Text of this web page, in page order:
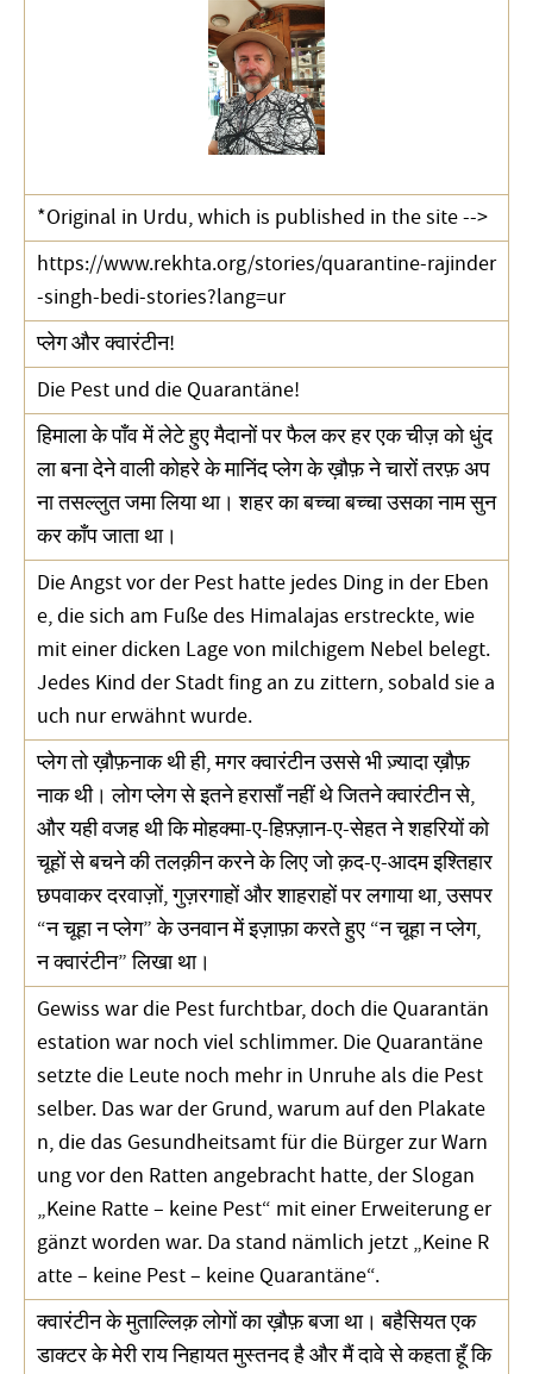
*Original in Urdu, which is published in the site -->
https://www.rekhta.org/stories/quarantine-rajinder
-singh-bedi-stories?lang=ur
प्लेग और क्वारंटीन!
Die Pest und die Quarantäne!
हिमाला के पाँव में लेटे हुए मैदानों पर फैल कर हर एक चीज़ को धुंद
ला बना देने वाली कोहरे के मानिंद प्लेग के ख़ौफ़ ने चारों तरफ़ अप
ना तसल्लुत जमा लिया था। शहर का बच्चा बच्चा उसका नाम सुन
कर काँप जाता था।
Die Angst vor der Pest hatte jedes Ding in der Eben
e, die sich am Fuße des Himalajas erstreckte, wie
mit einer dicken Lage von milchigem Nebel belegt.
Jedes Kind der Stadt fing an zu zittern, sobald sie a
uch nur erwähnt wurde.
प्लेग तो ख़ौफ़नाक थी ही, मगर क्वारंटीन उससे भी ज़्यादा ख़ौफ़
नाक थी। लोग प्लेग से इतने हरासाँ नहीं थे जितने क्वारंटीन से,
और यही वजह थी कि मोहक्मा-ए-हिफ़्ज़ान-ए-सेहत ने शहरियों को
चूहों से बचने की तलक़ीन करने के लिए जो क़द-ए-आदम इश्तिहार
छपवाकर दरवाज़ों, गुज़रगाहों और शाहराहों पर लगाया था, उसपर
“न चूहा न प्लेग” के उनवान में इज़ाफ़ा करते हुए “न चूहा न प्लेग,
न क्वारंटीन” लिखा था।
Gewiss war die Pest furchtbar, doch die Quarantän
estation war noch viel schlimmer. Die Quarantäne
setzte die Leute noch mehr in Unruhe als die Pest
selber. Das war der Grund, warum auf den Plakate
n, die das Gesundheitsamt für die Bürger zur Warn
ung vor den Ratten angebracht hatte, der Slogan
„Keine Ratte – keine Pest“ mit einer Erweiterung er
gänzt worden war. Da stand nämlich jetzt „Keine R
atte – keine Pest – keine Quarantäne“.
क्वारंटीन के मुताल्लिक़ लोगों का ख़ौफ़ बजा था। बहैसियत एक
डाक्टर के मेरी राय निहायत मुस्तनद है और मैं दावे से कहता हूँ कि